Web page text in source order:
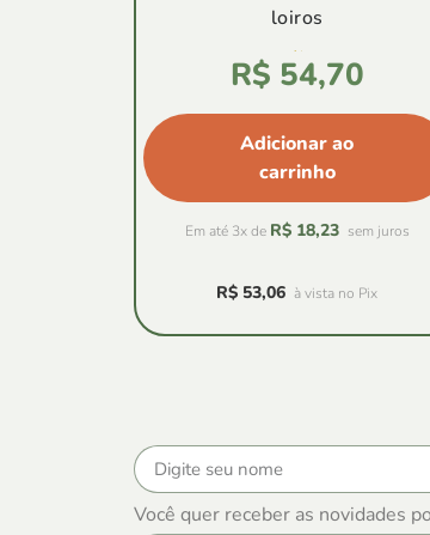
loiros
5.00
de
5
R$ 54,70
Adicionar ao
carrinho
Em até 3x de R$18,23 sem juros
R$ 53,06 à vista no Pix
Você quer receber as novidades